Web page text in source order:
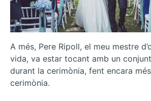
A més, Pere Ripoll, el meu mestre
vida, va estar tocant amb un
durant la cerimònia, fent encara
cerimònia.